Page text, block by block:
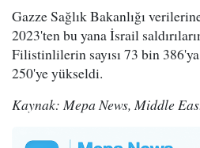
Gazze Sağlık Bakanlığı
2023'ten bu yana İsrail
Filistinlilerin sayısı 73 bin
250'ye yükseldi.
Kaynak: Mepa News, Middle